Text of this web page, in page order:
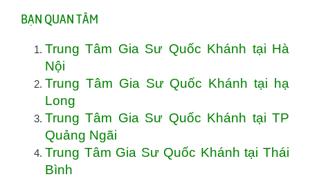
BẠN QUAN TÂM
Trung Tâm Gia Sư Quốc Khánh tại Hà
Nội
Trung Tâm Gia Sư Quốc Khánh tại hạ
Long
Trung Tâm Gia Sư Quốc Khánh tại TP
Quảng Ngãi
Trung Tâm Gia Sư Quốc Khánh tại Thái
Bình